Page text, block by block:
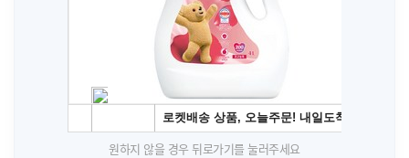
원하지 않을 경우 뒤로가기를 눌러주세요